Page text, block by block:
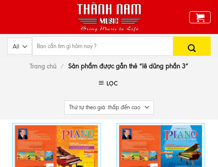
Trang chủ / Sản phẩm được gắn thẻ “lê dũng phần 3”
LỌC